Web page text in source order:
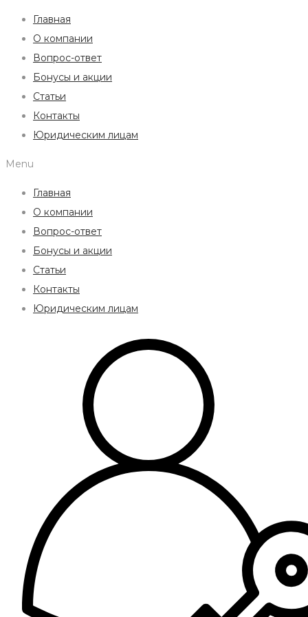
Главная
О компании
Вопрос-ответ
Бонусы и акции
Статьи
Контакты
Юридическим лицам
Menu
Главная
О компании
Вопрос-ответ
Бонусы и акции
Статьи
Контакты
Юридическим лицам